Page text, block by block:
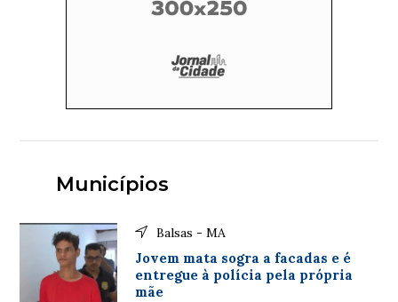
Municípios
Balsas - MA
Jovem mata sogra a facadas e é
entregue à polícia pela própria
mãe